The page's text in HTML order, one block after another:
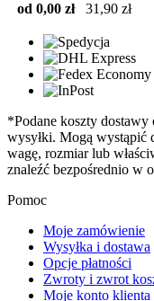
od 0,00 zł
31,90 zł
*Podane koszty
wysyłki. Mogą wystąpić
wagę, rozmiar lub
znaleźć bezpośrednio w
Pomoc
Moje zamówienie
Wysyłka i dostawa
Opcje płatności
Zwroty i zwrot
Moje konto klienta